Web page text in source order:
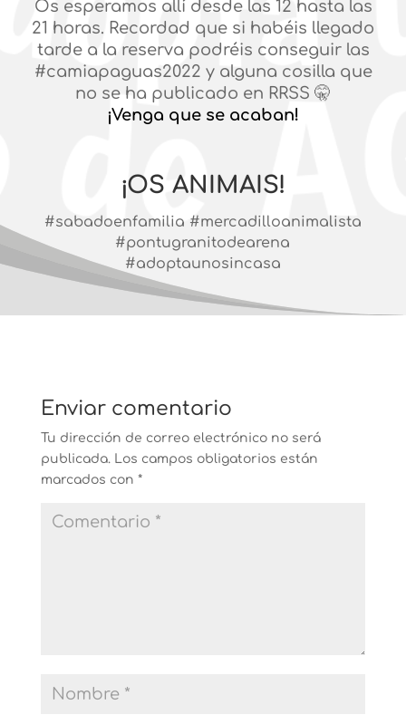
Os esperamos allí desde las 12 hasta las
21 horas. Recordad que si habéis llegado
tarde a la reserva podréis conseguir las
#camiapaguas2022 y alguna cosilla que
no se ha publicado en RRSS 🤫
¡Venga que se acaban!
¡OS ANIMAIS!
#sabadoenfamilia #mercadilloanimalista
#pontugranitodearena
#adoptaunosincasa
Enviar comentario
Tu dirección de correo electrónico no será
publicada. Los campos obligatorios están
marcados con *